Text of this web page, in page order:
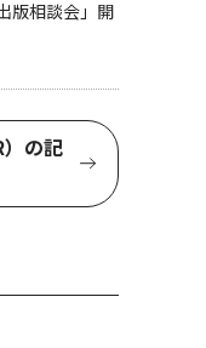
版相談会」開
の記